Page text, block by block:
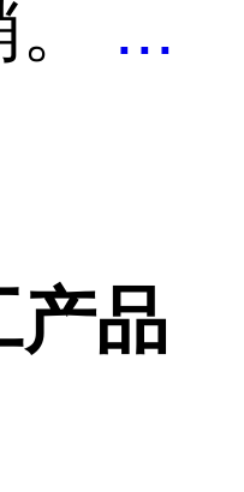
...
产品